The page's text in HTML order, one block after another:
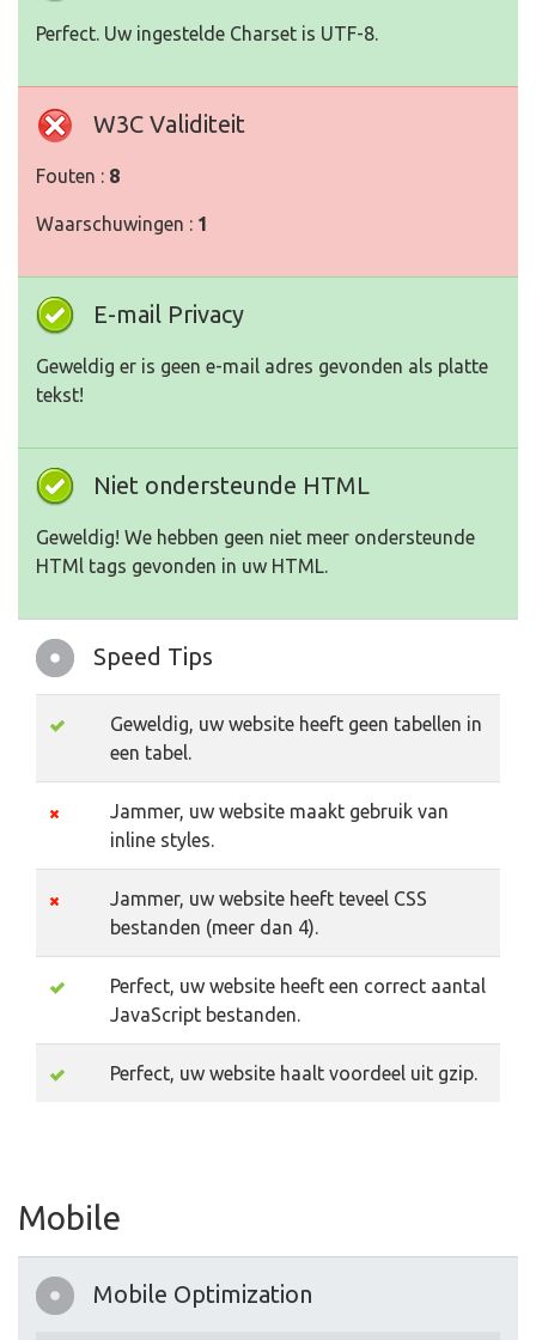
Perfect. Uw ingestelde Charset is UTF-8.
W3C Validiteit
Fouten : 8
Waarschuwingen : 1
E-mail Privacy
Geweldig er is geen e-mail adres gevonden als platte
tekst!
Niet ondersteunde HTML
Geweldig! We hebben geen niet meer ondersteunde
HTMl tags gevonden in uw HTML.
Speed Tips
Geweldig, uw website heeft geen tabellen in
een tabel.
Jammer, uw website maakt gebruik van
inline styles.
Jammer, uw website heeft teveel CSS
bestanden (meer dan 4).
Perfect, uw website heeft een correct aantal
JavaScript bestanden.
Perfect, uw website haalt voordeel uit gzip.
Mobile
Mobile Optimization